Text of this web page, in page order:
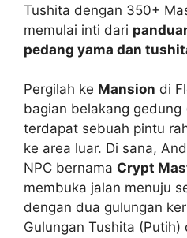
Tushita dengan 350+
memulai inti dari
pedang yama dan
Pergilah ke Mansion di
bagian belakang
terdapat sebuah pintu
ke area luar. Di sana,
NPC bernama Crypt
membuka jalan menuju
dengan dua gulungan
Gulungan Tushita (Putih)